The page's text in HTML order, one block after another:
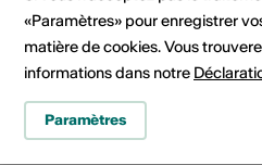
E-Mail
Site
«Paramètres» pour enregistrer
matière de cookies. Vous
informations dans notre
Paramètres